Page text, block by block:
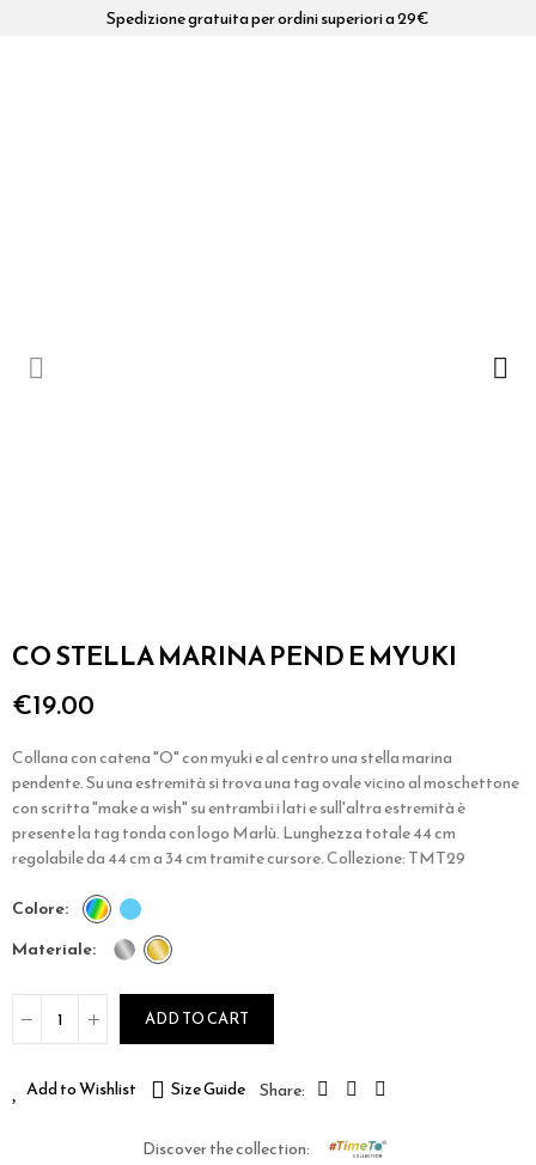
Spedizione gratuita per ordini superiori a 29€
CO STELLA MARINA PEND E MYUKI
€19.00
Collana con catena "O" con myuki e al centro una stella marina
pendente. Su una estremità si trova una tag ovale vicino al moschettone
con scritta "make a wish" su entrambi i lati e sull'altra estremità è
presente la tag tonda con logo Marlù. Lunghezza totale 44 cm
regolabile da 44 cm a 34 cm tramite cursore. Collezione: TMT29
colore
materiale
ADD TO CART
Add to Wishlist Size Guide
Discover the collection: